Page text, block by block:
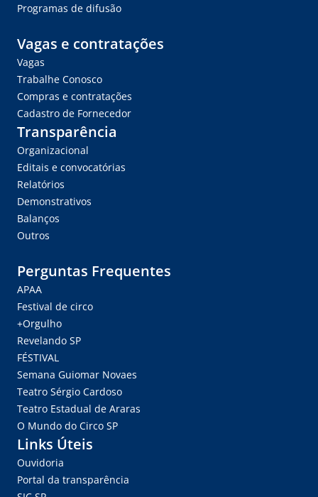
Programas de difusão
Vagas e contratações
Vagas
Trabalhe Conosco
Compras e contratações
Cadastro de Fornecedor
Transparência
Organizacional
Editais e convocatórias
Relatórios
Demonstrativos
Balanços
Outros
Perguntas Frequentes
APAA
Festival de circo
+Orgulho
Revelando SP
FÉSTIVAL
Semana Guiomar Novaes
Teatro Sérgio Cardoso
Teatro Estadual de Araras
O Mundo do Circo SP
Links Úteis
Ouvidoria
Portal da transparência